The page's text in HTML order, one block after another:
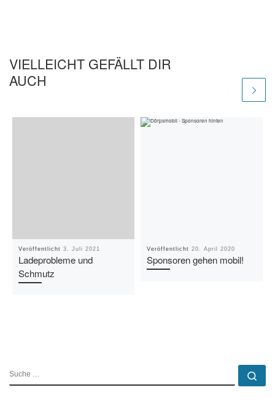
VIELLEICHT GEFÄLLT DIR
AUCH
Veröffentlicht3. Juli 2021
Ladeprobleme und
Schmutz
Veröffentlicht20. April 2020
Sponsoren gehen mobil!
SUCHE